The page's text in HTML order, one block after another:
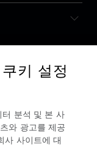
키 설정
분석 및 본 사
와 광고를 제공
사 사이트에 대